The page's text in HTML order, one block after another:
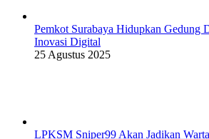
Pemkot Surabaya Hidupkan Gedung
Inovasi Digital
25 Agustus 2025
LPKSM Sniper99 Akan Jadikan